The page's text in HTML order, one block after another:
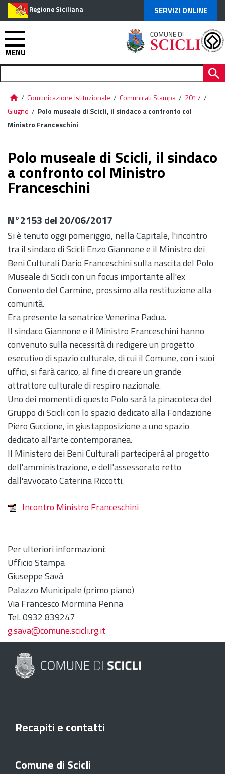
Regione Siciliana SERVIZI ONLINE
MENU
/ Comunicazione Istituzionale / Comunicati Stampa / 2017 /
Giugno / Polo museale di Scicli, il sindaco a confronto col
Ministro Franceschini
Polo museale di Scicli, il sindaco
a confronto col Ministro
Franceschini
N°2153 del 20/06/2017
Si è tenuto oggi pomeriggio, nella Capitale, l'incontro
tra il sindaco di Scicli Enzo Giannone e il Ministro dei
Beni Culturali Dario Franceschini sulla nascita del Polo
Museale di Scicli con un focus importante all'ex
Convento del Carmine, prossimo alla restituzione alla
comunità.
Era presente la senatrice Venerina Padua.
Il sindaco Giannone e il Ministro Franceschini hanno
convenuto sulla necessità di redigere un progetto
esecutivo di spazio culturale, di cui il Comune, con i suoi
uffici, si farà carico, al fine di creare un grande
attrattore culturale di respiro nazionale.
Uno dei momenti di questo Polo sarà la pinacoteca del
Gruppo di Scicli con lo spazio dedicato alla Fondazione
Piero Guccione, in giustapposizione a uno spazio
dedicato all'arte contemporanea.
Il Ministero dei Beni Culturali parteciperà al progetto
dell'amministrazione, e dell'assessorato retto
dall'avvocato Caterina Riccotti.
Incontro Ministro Franceschini
Per ulteriori informazioni:
Ufficio Stampa
Giuseppe Savà
Palazzo Municipale (primo piano)
Via Francesco Mormina Penna
Tel. 0932 839247
g.sava@comune.scicli.rg.it
Recapiti e contatti
Comune di Scicli